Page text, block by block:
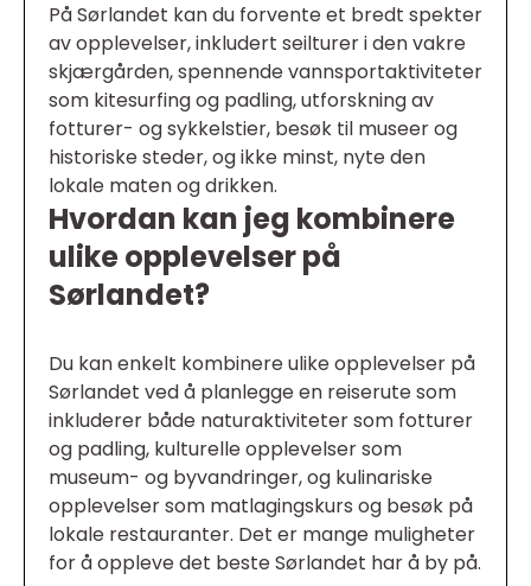
På Sørlandet kan du forvente et bredt spekter
av opplevelser, inkludert seilturer i den vakre
skjærgården, spennende vannsportaktiviteter
som kitesurfing og padling, utforskning av
fotturer- og sykkelstier, besøk til museer og
historiske steder, og ikke minst, nyte den
lokale maten og drikken.
Hvordan kan jeg kombinere
ulike opplevelser på
Sørlandet?
Du kan enkelt kombinere ulike opplevelser på
Sørlandet ved å planlegge en reiserute som
inkluderer både naturaktiviteter som fotturer
og padling, kulturelle opplevelser som
museum- og byvandringer, og kulinariske
opplevelser som matlagingskurs og besøk på
lokale restauranter. Det er mange muligheter
for å oppleve det beste Sørlandet har å by på.